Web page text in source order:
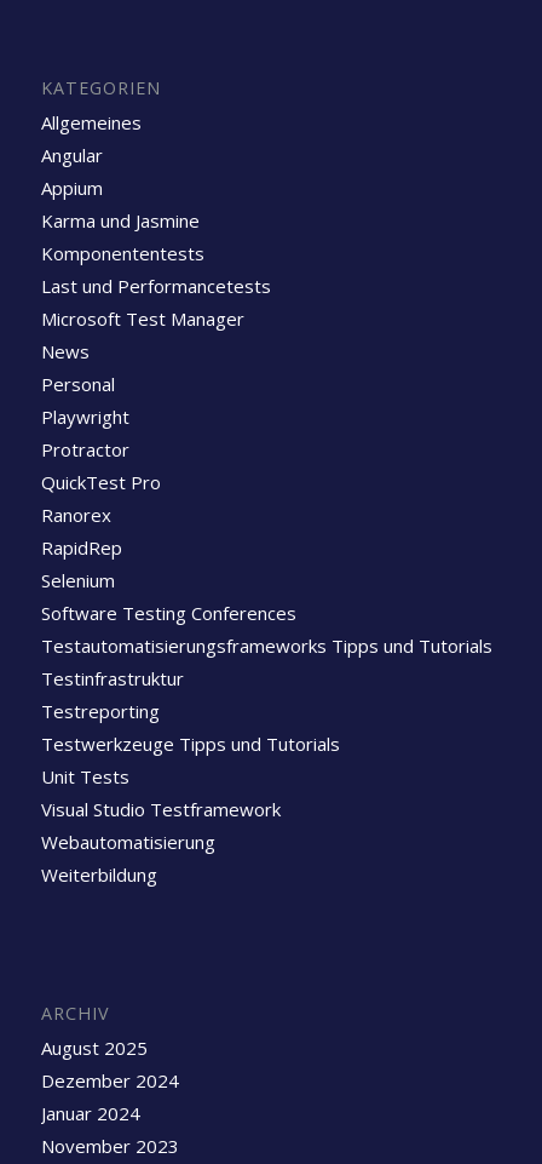
KATEGORIEN
Allgemeines
Angular
Appium
Karma und Jasmine
Komponententests
Last und Performancetests
Microsoft Test Manager
News
Personal
Playwright
Protractor
QuickTest Pro
Ranorex
RapidRep
Selenium
Software Testing Conferences
Testautomatisierungsframeworks Tipps und Tutorials
Testinfrastruktur
Testreporting
Testwerkzeuge Tipps und Tutorials
Unit Tests
Visual Studio Testframework
Webautomatisierung
Weiterbildung
ARCHIV
August 2025
Dezember 2024
Januar 2024
November 2023